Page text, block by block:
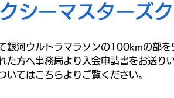
シーマスターズ
銀河ウルトラマラソンの100kmの部を
た方へ事務局より入会申請書をお送りい
いてはこちらよりご覧ください。